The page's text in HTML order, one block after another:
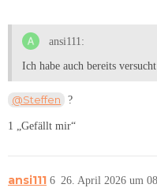
ansi111:
Ich habe auch bereits
@Steffen ?
1 „Gefällt mir“
ansi111 26. April 2026 um
6